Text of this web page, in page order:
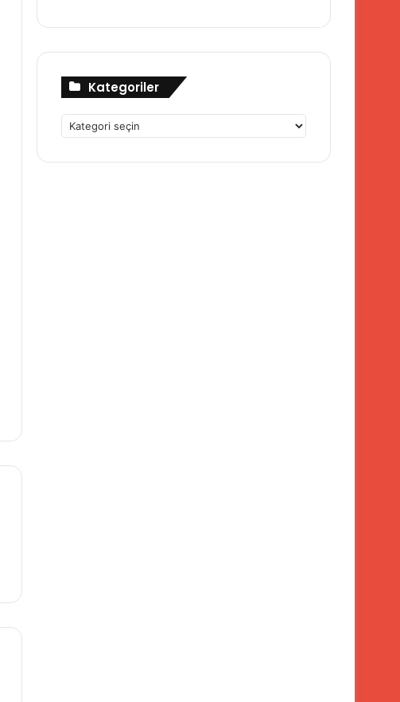
Kategoriler
Kategoriler